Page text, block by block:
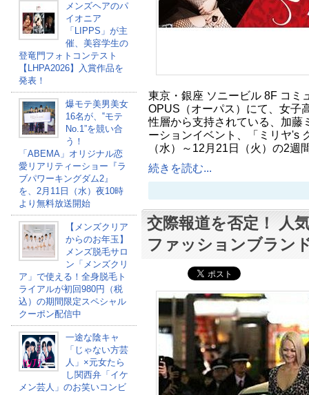
メンズヘアのパ
イオニア
「LIPPS」が主
催、美容学生の
登竜門フォトコンテスト
【LHPA2026】入賞作品を
発表！
爆モテ美男美女
16名が、‟モテ
No.1”を競い合
う！
「ABEMA」オリジナル恋
愛リアリティーショー『ラ
ブパワーキングダム2』
を、2月11日（水）夜10時
より無料放送開始
【メンズクリア
からのお年玉】
メンズ脱毛サロ
ン「メンズクリ
ア」で使える！全身脱毛ト
ライアルが初回980円（税
込）の期間限定スペシャル
クーポン配信中
一途な陰キャ
「じゃない方芸
人」×元女たら
し関西弁「イケ
メン芸人」のお笑いコンビ
東京・銀座 ソニービル 8F コミ
OPUS（オーパス）にて、女子
性層から支持されている、加藤
ーションイベント、「ミリヤ's
（水）～12月21日（火）の2
続きを読む...
交際報道を否定！ 人
ファッションブラン